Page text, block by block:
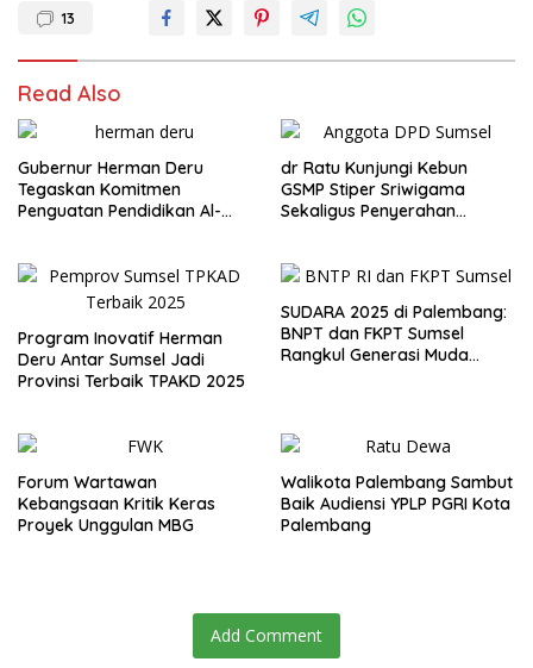
13
Read Also
Gubernur Herman Deru
Tegaskan Komitmen
Penguatan Pendidikan Al-
dr Ratu Kunjungi Kebun
GSMP Stiper Sriwigama
Sekaligus Penyerahan
Program Inovatif Herman
Deru Antar Sumsel Jadi
Provinsi Terbaik TPAKD 2025
SUDARA 2025 di Palembang:
BNPT dan FKPT Sumsel
Rangkul Generasi Muda
Forum Wartawan
Kebangsaan Kritik Keras
Proyek Unggulan MBG
Walikota Palembang Sambut
Baik Audiensi YPLP PGRI Kota
Palembang
Add Comment